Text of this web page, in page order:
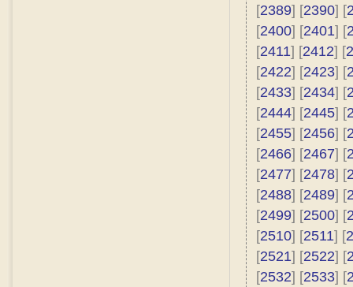
[2389] [2390] [
[2400] [2401] [
[2411] [2412] [
[2422] [2423] [
[2433] [2434] [
[2444] [2445] [
[2455] [2456] [
[2466] [2467] [
[2477] [2478] [
[2488] [2489] [
[2499] [2500] [
[2510] [2511] [
[2521] [2522] [
[2532] [2533] [